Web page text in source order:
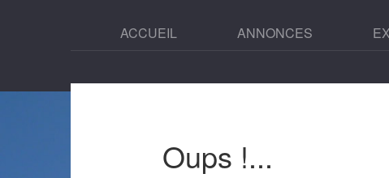
ACCUEIL ANNONCES
Oups !...